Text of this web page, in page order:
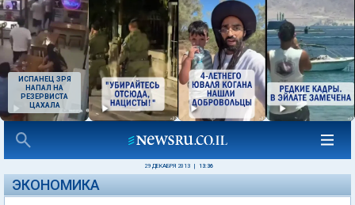
ИСПАНЕЦ ЗРЯ
НАПАЛ НА
РЕЗЕРВИСТА
ЦАХАЛА
29 ДЕКАБРЯ 2013 13:36
ЭКОНОМИКА